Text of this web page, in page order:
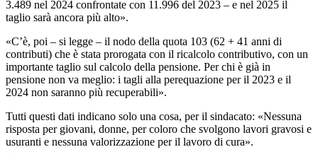
3.489 nel 2024 confrontate con 11.996 del 2023 – e nel 2025 il
taglio sarà ancora più alto».
«C’è, poi – si legge – il nodo della quota 103 (62 + 41 anni di
contributi) che è stata prorogata con il ricalcolo contributivo, con un
importante taglio sul calcolo della pensione. Per chi è già in
pensione non va meglio: i tagli alla perequazione per il 2023 e il
2024 non saranno più recuperabili».
Tutti questi dati indicano solo una cosa, per il sindacato: «Nessuna
risposta per giovani, donne, per coloro che svolgono lavori gravosi e
usuranti e nessuna valorizzazione per il lavoro di cura».